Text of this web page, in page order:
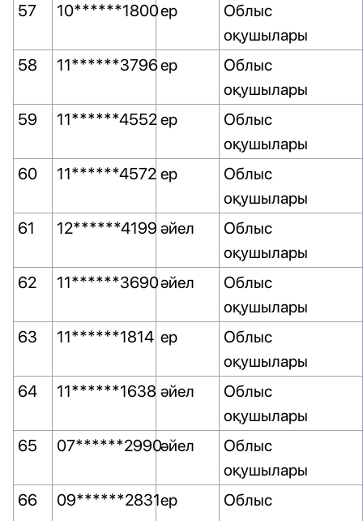
57
10******1800ер
Облыс
оқушылары
58
11******3796ер
Облыс
оқушылары
59
11******4552ер
Облыс
оқушылары
60
11******4572 ер
Облыс
оқушылары
61
12******4199 әйел
Облыс
оқушылары
62
11******3690әйел
Облыс
оқушылары
63
11******1814 ер
Облыс
оқушылары
64
11******1638 әйел
Облыс
оқушылары
65
07******2990әйел
Облыс
оқушылары
66
09******2831ер
Облыс